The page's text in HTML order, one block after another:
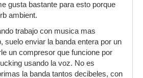
gusta bastante para esto porque
ambient.
trabajo con musica mas
suelo enviar la banda entera por un
un compresor que funcione por
usando la voz. No es
la banda tantos decibeles, con